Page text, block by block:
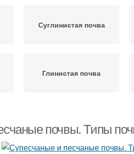
Суглинистая почва
Глинистая почва
почвы. Типы